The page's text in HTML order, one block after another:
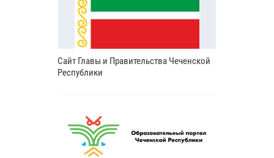
Сайт Главы и Правительства Чеченской
Республики